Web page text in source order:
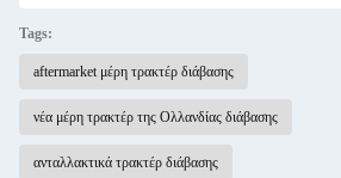
Tags:
aftermarket μέρη τρακτέρ διάβασης
νέα μέρη τρακτέρ της Ολλανδίας διάβασης
ανταλλακτικά τρακτέρ διάβασης